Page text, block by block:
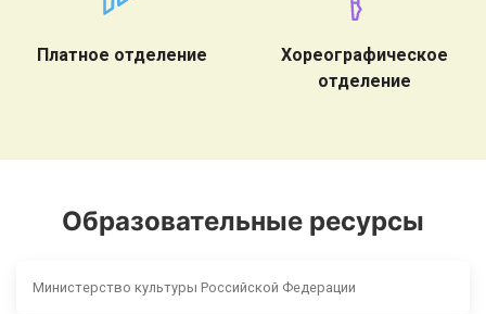
Платное отделение
Хореографическое
отделение
Образовательные ресурсы
Министерство культуры Российской Федерации